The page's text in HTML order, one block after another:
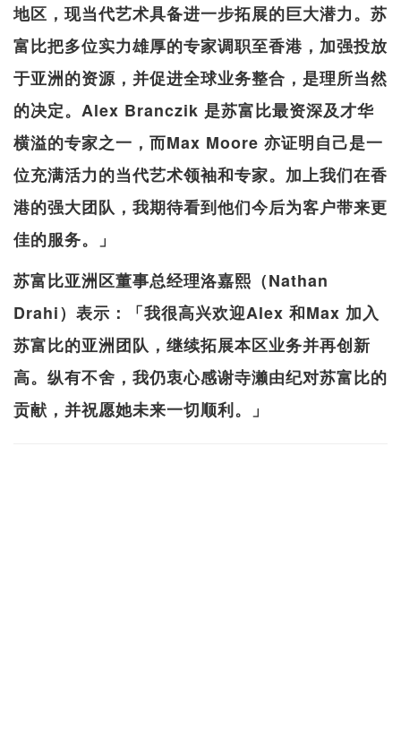
地区，现当代艺术具备进一步拓展的巨大潜力。苏
富比把多位实力雄厚的专家调职至香港，加强投放
于亚洲的资源，并促进全球业务整合，是理所当然
的决定。Alex Branczik 是苏富比最资深及才华
横溢的专家之一，而Max Moore 亦证明自己是一
位充满活力的当代艺术领袖和专家。加上我们在香
港的强大团队，我期待看到他们今后为客户带来更
佳的服务。」
苏富比亚洲区董事总经理洛嘉熙（Nathan
Drahi）表示：「我很高兴欢迎Alex 和Max 加入
苏富比的亚洲团队，继续拓展本区业务并再创新
高。纵有不舍，我仍衷心感谢寺濑由纪对苏富比的
贡献，并祝愿她未来一切顺利。」